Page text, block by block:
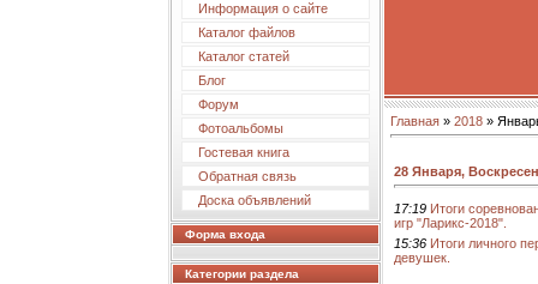
Информация о сайте
Каталог файлов
Каталог статей
Блог
Форум
Фотоальбомы
Гостевая книга
Обратная связь
Доска объявлений
Форма входа
Категории раздела
Главная » 2018 »
28 Января,
17:19 Итоги
игр "Ларикс-2018".
15:36 Итоги личного
девушек.